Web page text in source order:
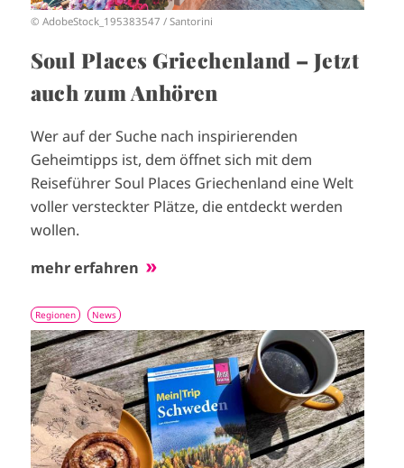
© AdobeStock_195383547 / Santorini
Soul Places Griechenland – Jetzt
auch zum Anhören
Wer auf der Suche nach inspirierenden
Geheimtipps ist, dem öffnet sich mit dem
Reiseführer Soul Places Griechenland eine Welt
voller versteckter Plätze, die entdeckt werden
wollen.
mehr erfahren
Regionen News
I
m
a
g
e